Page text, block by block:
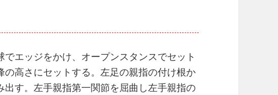
エッジをかけ、オープンスタンスでセット
の高さにセットする。左足の親指の付け根か
出す。左手親指第一関節を屈曲し左手親指の